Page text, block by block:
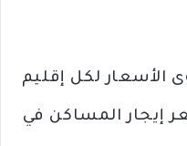
الأسعار لكل إقليم
إيجار المساكن في